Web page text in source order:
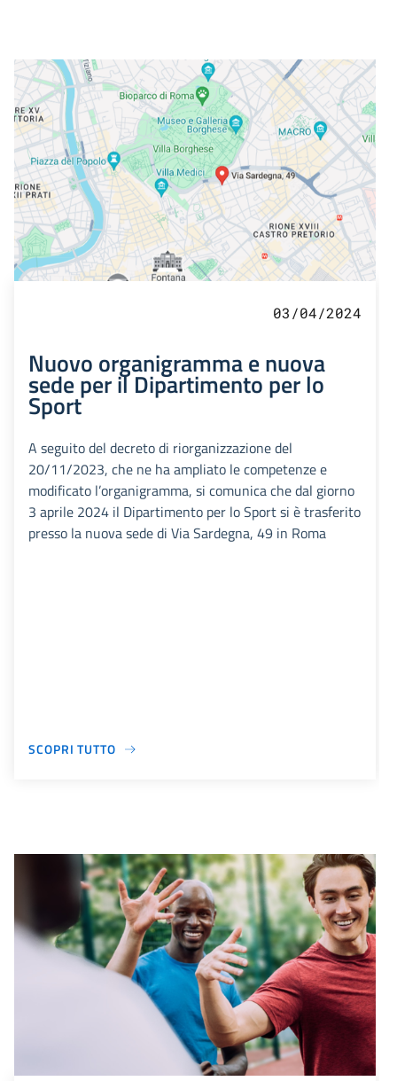
03/04/2024
Nuovo organigramma e nuova
sede per il Dipartimento per lo
Sport
A seguito del decreto di riorganizzazione del
20/11/2023, che ne ha ampliato le competenze e
modificato l’organigramma, si comunica che dal giorno
3 aprile 2024 il Dipartimento per lo Sport si è trasferito
presso la nuova sede di Via Sardegna, 49 in Roma
SCOPRI TUTTO